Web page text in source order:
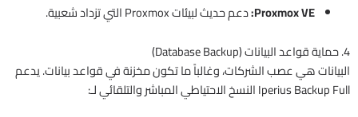
Proxmox VE:دعم حديث لبيئات Proxmox التي تزداد شعبية.
4. حماية قواعد البيانات (Database Backup)
البيانات هي عصب الشركات، وغالباً ما تكون مخزنة في قواعد بيانات. يدعم
Iperius Backup Full النسخ الاحتياطي المباشر والتلقائي لـ: